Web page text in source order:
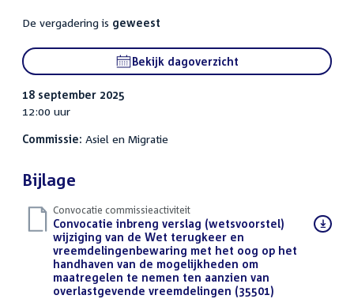
De vergadering is geweest
Bekijk dagoverzicht
18 september 2025
12:00 uur
Commissie: Asiel en Migratie
Bijlage
Convocatie commissieactiviteit
Download
bestand:
Convocatie inbreng verslag (wetsvoorstel)
wijziging van de Wet terugkeer en
vreemdelingenbewaring met het oog op het
handhaven van de mogelijkheden om
maatregelen te nemen ten aanzien van
overlastgevende vreemdelingen (35501)